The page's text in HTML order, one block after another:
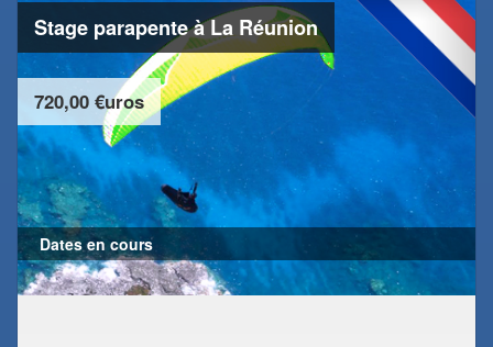
Stage parapente à La Réunion
720,00 €uros
Dates en cours